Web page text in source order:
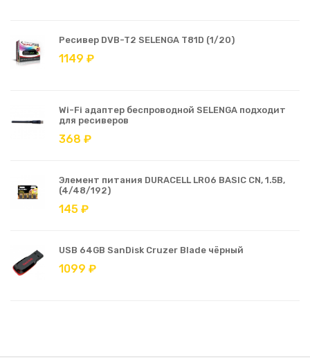
Ресивер DVB-T2 SELENGA T81D (1/20)
1149 ₽
Wi-Fi адаптер беспроводной SELENGA подходит
для ресиверов
368 ₽
Элемент питания DURACELL LR06 BASIC CN, 1.5В,
(4/48/192)
145 ₽
USB 64GB SanDisk Cruzer Blade чёрный
1099 ₽